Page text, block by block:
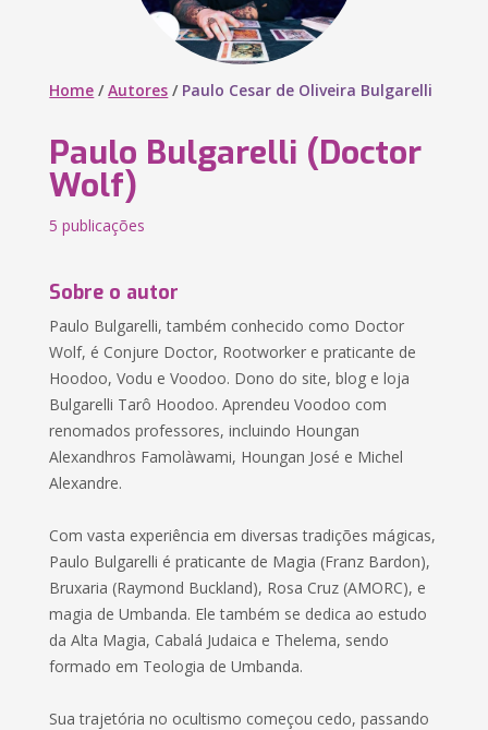
Home /Autores / Paulo Cesar de Oliveira Bulgarelli
Paulo Bulgarelli (Doctor
Wolf)
5 publicações
Sobre o autor
Paulo Bulgarelli, também conhecido como Doctor
Wolf, é Conjure Doctor, Rootworker e praticante de
Hoodoo, Vodu e Voodoo. Dono do site, blog e loja
Bulgarelli Tarô Hoodoo. Aprendeu Voodoo com
renomados professores, incluindo Houngan
Alexandhros Famolàwami, Houngan José e Michel
Alexandre.
Com vasta experiência em diversas tradições mágicas,
Paulo Bulgarelli é praticante de Magia (Franz Bardon),
Bruxaria (Raymond Buckland), Rosa Cruz (AMORC), e
magia de Umbanda. Ele também se dedica ao estudo
da Alta Magia, Cabalá Judaica e Thelema, sendo
formado em Teologia de Umbanda.
Sua trajetória no ocultismo começou cedo, passando